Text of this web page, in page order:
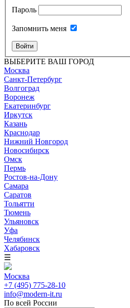
Пароль
Запомнить меня
Войти
ВЫБЕРИТЕ ВАШ ГОРОД
Москва
Санкт-Петербург
Волгоград
Воронеж
Екатеринбург
Иркутск
Казань
Краснодар
Нижний Новгород
Новосибирск
Омск
Пермь
Ростов-на-Дону
Самара
Саратов
Тольятти
Тюмень
Ульяновск
Уфа
Челябинск
Хабаровск
☰
Москва
+7 (495) 775-28-10
info@modern-it.ru
По всей России